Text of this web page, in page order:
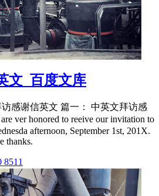
文_百度文库
感谢信英文 篇一： 中英文拜访感
ver honored to reeive our invitation to
afternoon, September 1st, 201X.
thanks.
8511